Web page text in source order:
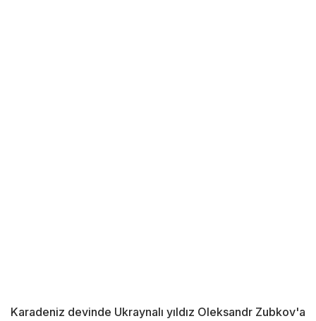
Karadeniz devinde Ukraynalı yıldız Oleksandr Zubkov'a